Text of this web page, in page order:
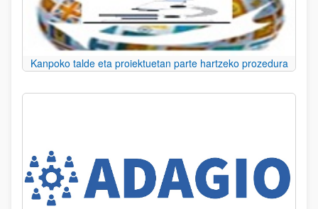
Kanpoko talde eta proiektuetan parte hartzeko prozedura